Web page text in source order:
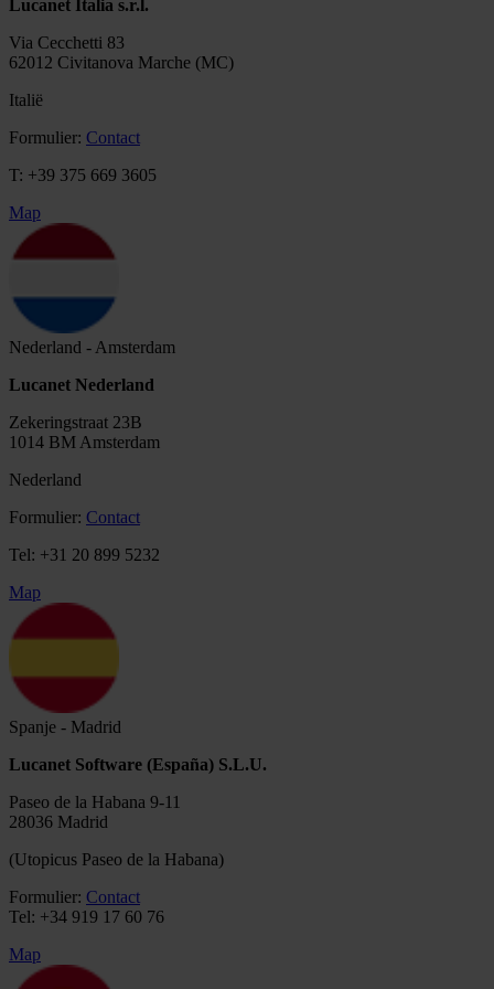
Lucanet Italia s.r.l.
Via Cecchetti 83
62012 Civitanova Marche (MC)
Italië
Formulier: Contact
T: +39 375 669 3605
Map
Nederland - Amsterdam
Lucanet Nederland
Zekeringstraat 23B
1014 BM Amsterdam
Nederland
Formulier: Contact
Tel: +31 20 899 5232
Map
Spanje - Madrid
Lucanet Software (España) S.L.U.
Paseo de la Habana 9-11
28036 Madrid
(Utopicus Paseo de la Habana)
Formulier: Contact
Tel: +34 919 17 60 76
Map